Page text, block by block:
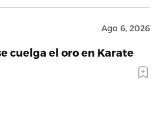
Ago 6, 2026
cuelga el oro en Karate